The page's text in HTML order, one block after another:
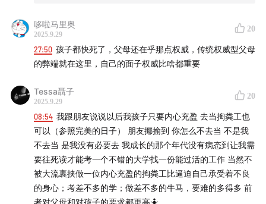
哆啦马里奥
2025.9.29
20
27:50 孩子都快死了，父母还在乎那点权威，传统权威型父母
的弊端就在这里，自己的面子权威比啥都重要
Tessa聶子
2025.9.29
20
08:54 我跟朋友说说以后我孩子只要内心充盈 去当掏粪工也
可以（参照完美的日子） 朋友揶揄到 你怎么不去当 不是我
不去当 是我没有必要去 我成长的那个年代没有病态到让我需
要往死读才能考一个不错的大学找一份能过活的工作 当然不
被大流裹挟做一位内心充盈的掏粪工比逼迫自己承受着不良
的身心；考差不多的学；做差不多的牛马，要难的多得多 前
者对父母和对孩子的要求都更高🤷